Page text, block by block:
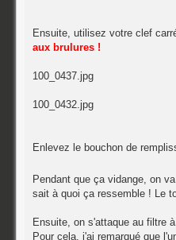
Ensuite, utilisez votre clef
aux brulures !
100_0437.jpg
100_0432.jpg
Enlevez le bouchon de
Pendant que ça vidange, on
sait à quoi ça ressemble ! Le
Ensuite, on s'attaque au filtre
Pour cela, j'ai remarqué que